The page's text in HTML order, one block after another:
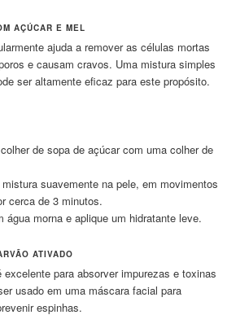
AÇÚCAR E MEL
ajuda a remover as células mortas
e causam cravos. Uma mistura simples
ser altamente eficaz para este propósito.
de sopa de açúcar com uma colher de
suavemente na pele, em movimentos
cerca de 3 minutos.
água morna e aplique um hidratante leve.
ATIVADO
para absorver impurezas e toxinas
usado em uma máscara facial para
espinhas.